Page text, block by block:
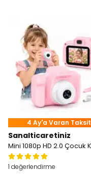
4 Ay'a Varan Taksit
Sanalticaretiniz
1 değerlendirme